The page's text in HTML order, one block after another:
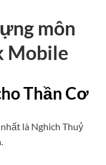
môn
Mobile
Thần Cơ
là Nghich Thuỷ